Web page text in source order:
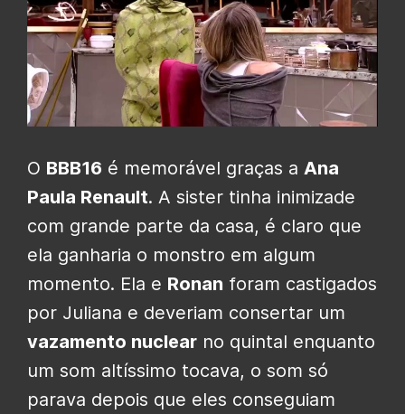
O BBB16 é memorável graças a Ana
Paula Renault. A sister tinha inimizade
com grande parte da casa, é claro que
ela ganharia o monstro em algum
momento. Ela e Ronan foram castigados
por Juliana e deveriam consertar um
vazamento nuclear no quintal enquanto
um som altíssimo tocava, o som só
parava depois que eles conseguiam